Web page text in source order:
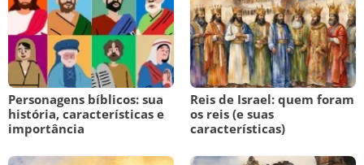
Personagens bíblicos: sua
história, características e
importância
Reis de Israel: quem foram
os reis (e suas
características)